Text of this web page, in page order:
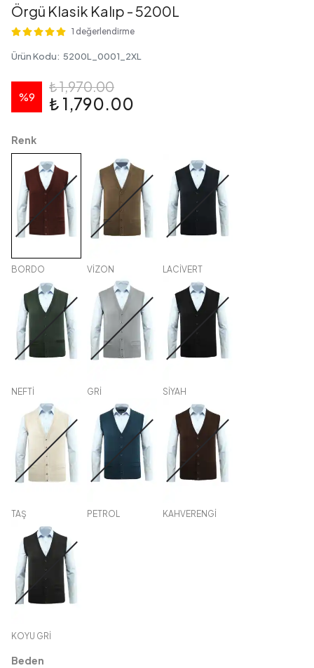
Örgü Klasik Kalıp - 5200L
1 değerlendirme
Ürün Kodu: 5200L_0001_2XL
%9
₺ 1,970.00
₺ 1,790.00
Renk
BORDO VİZON LACİVERT
NEFTİ GRİ SİYAH
TAŞ PETROL KAHVERENGİ
KOYU GRİ
Beden